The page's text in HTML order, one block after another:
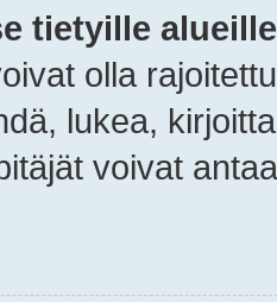
tietyille
olla
lukea,
voivat